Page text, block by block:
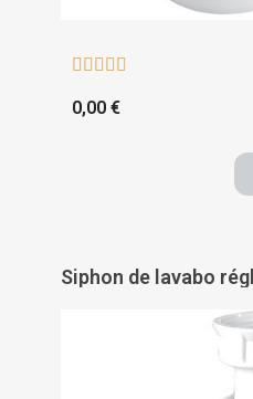
    
0,00 €
Siphon de lavabo